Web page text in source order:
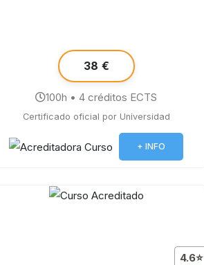
38 €
100h • 4 créditos ECTS
Certificado oficial por Universidad
+ INFO
4.6⭐